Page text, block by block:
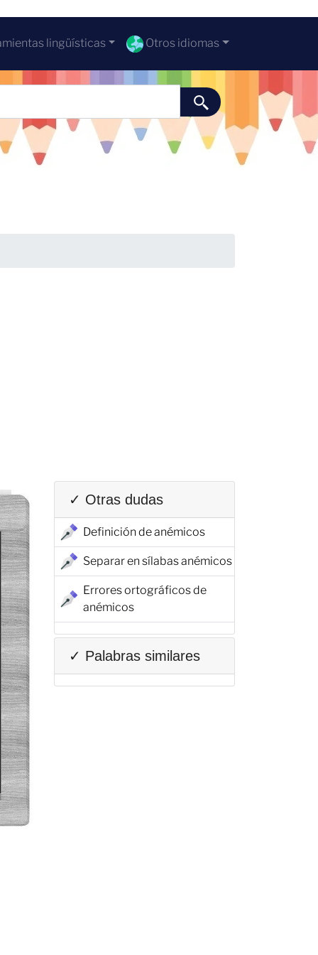
lingüísticas Otros idiomas
✓ Otras dudas
Definición de anémicos
Separar en sílabas anémicos
Errores ortográficos de
anémicos
✓ Palabras similares